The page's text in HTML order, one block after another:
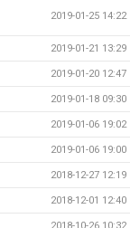
2019-01-25 14:22
2019-01-21 13:29
2019-01-20 12:47
2019-01-18 09:30
2019-01-06 19:02
2019-01-06 19:00
2018-12-27 12:19
2018-12-01 12:40